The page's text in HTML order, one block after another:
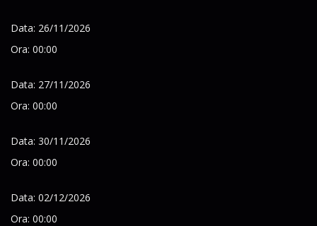
Data: 26/11/2026
Ora: 00:00
Data: 27/11/2026
Ora: 00:00
Data: 30/11/2026
Ora: 00:00
Data: 02/12/2026
Ora: 00:00